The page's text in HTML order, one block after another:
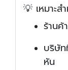
💡 เหมาะส
ร้านค้
บริษั
หัน